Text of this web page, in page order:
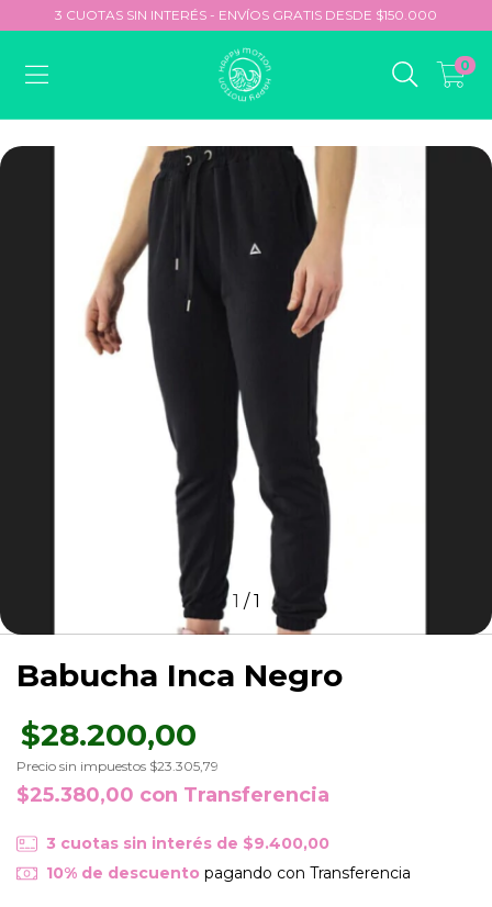
3 CUOTAS SIN INTERÉS - ENVÍOS GRATIS DESDE $150.000
0
1 /1
Babucha Inca Negro
$28.200,00
Precio sin impuestos $23.305,79
$25.380,00 con Transferencia
3 cuotas sin interés de $9.400,00
10% de descuento pagando con Transferencia